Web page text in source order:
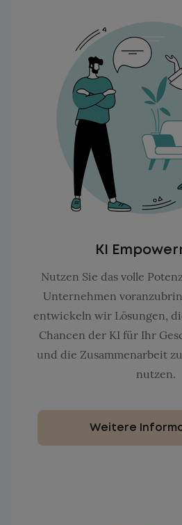
KI
Nutzen Sie das volle
Unternehmen
entwickeln wir Lösungen,
Chancen der KI für Ihr
und die Zusammenarbeit
nutzen.
Weitere